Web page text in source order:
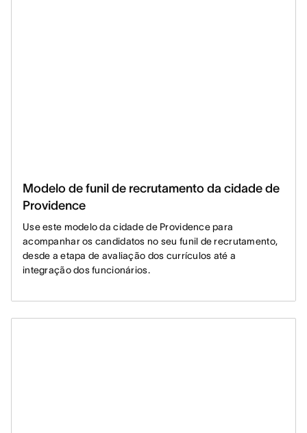
Modelo de funil de recrutamento da cidade de
Providence
Use este modelo da cidade de Providence para
acompanhar os candidatos no seu funil de recrutamento,
desde a etapa de avaliação dos currículos até a
integração dos funcionários.